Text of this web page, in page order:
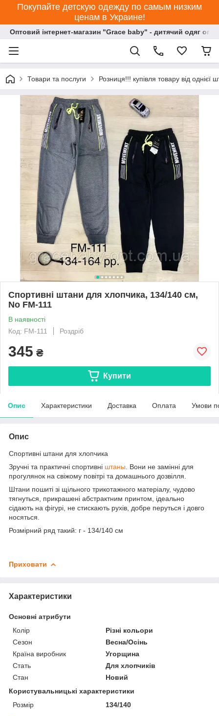
Покупайте детскую одежду по самым низким
ценам в Украине!
Оптовий інтернет-магазин "Grace baby" - дитячий одяг
Товари та послуги Розниця!!! купівля товару від однієї
Спортивні штани для хлопчика, 134/140 см,
No FM-111
В наявності
Код: FM-111
Роздріб
345 ₴
Купити
Опис Характеристики Доставка Оплата Умови
Опис
Спортивні штани для хлопчика
Зручні та практичні спортивні штаны . Вони не замінні для
прогулянок на свіжому повітрі та домашнього дозвілля.
Штани пошиті зі щільного трикотажного матеріалу, чудово
тягнуться, прикрашені абстрактним принтом, ідеально
сідають на фігурі, не стискають рухів, добре перуться і довго
носяться.
Розмірний ряд такий: г - 134/140 см
Приховати
Характеристики
Основні атрибути
Колір
Різні кольори
Сезон
Весна/Осінь
Країна виробник
Угорщина
Стать
Для хлопчиків
Стан
Новий
Користувальницькі характеристики
Розмір
134/140